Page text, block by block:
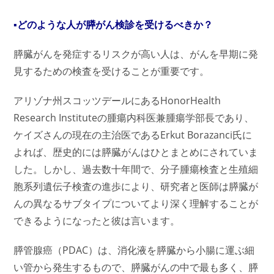
▪どのような人が膵がん検診を受けるべきか？
膵臓がんを発症するリスクが高い人は、がんを早期に発
見するための検査を受けることが重要です。
アリゾナ州スコッツデールにあるHonorHealth
Research Instituteの腫瘍内科医兼腫瘍学部長であり、
ケイズさんの現在の主治医であるErkut Borazanci氏に
よれば、歴史的には膵臓がんはひとまとめにされていま
した。しかし、過去数十年間で、分子腫瘍検査と生殖細
胞系列遺伝子検査の進歩により、研究者と医師は膵臓が
んの異なるサブタイプについてより深く理解することが
できるようになったと彼は言います。
膵管腺癌（PDAC）は、消化液を膵臓から小腸に運ぶ細
い管から発生するもので、膵臓がんの中で最も多く、膵